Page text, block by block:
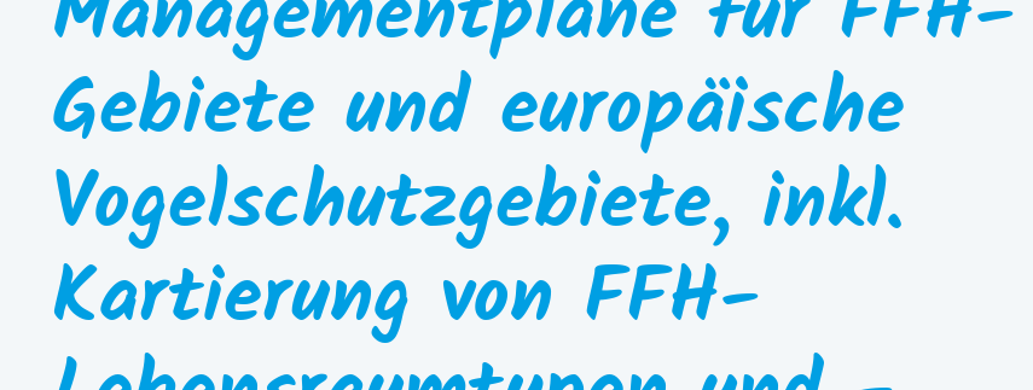
Gebiete und europäische
Vogelschutzgebiete, inkl.
Kartierung von FFH-